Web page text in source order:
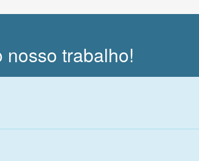
nosso trabalho!